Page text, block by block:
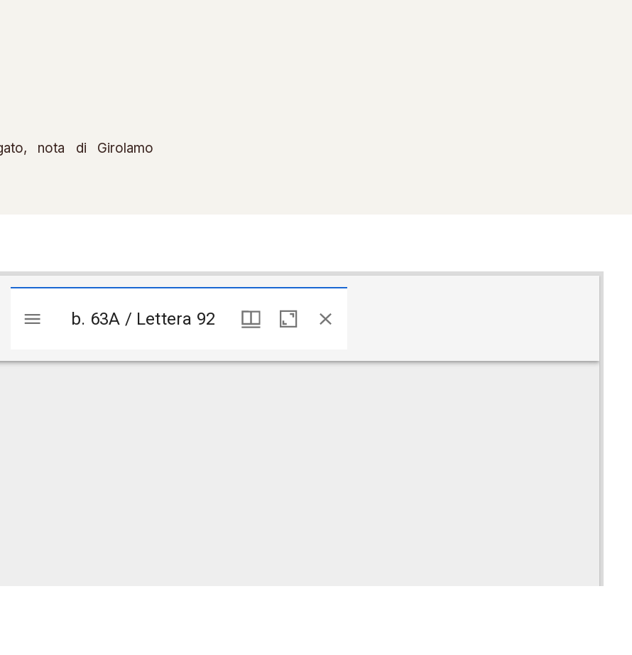
nota di Girolamo
b. 63A / Lettera 92
b. 63A / Lettera 92